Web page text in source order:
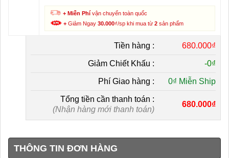
+ Miễn Phí vận chuyển toàn quốc
+ Giảm Ngay30.000₫/sp khi mua từ2 sản phẩm
Tiền hàng : 680.000₫
Giảm Chiết Khấu : -0₫
Phí Giao hàng : 0₫ Miễn Ship
Tổng tiền cần thanh toán :
(Nhận hàng mới thanh toán)
680.000₫
THÔNG TIN ĐƠN HÀNG